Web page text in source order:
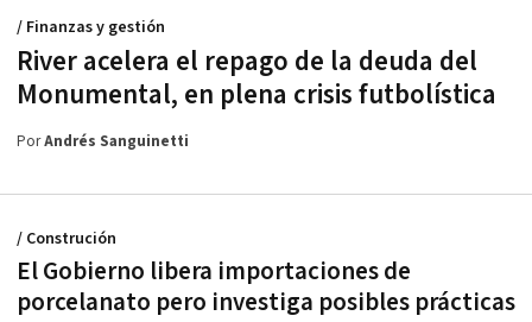
River acelera el repago de la deuda del
Monumental, en plena crisis futbolística
/ Finanzas y gestión
PorAndrés Sanguinetti
El Gobierno libera importaciones de
porcelanato pero investiga posibles prácticas
/ Construción